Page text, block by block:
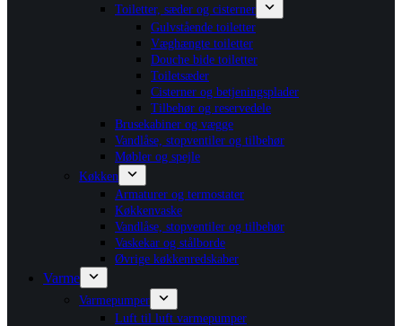
Toiletter, sæder og cisterner
Gulvstående toiletter
Væghængte toiletter
Douche bide toiletter
Toiletsæder
Cisterner og betjeningsplader
Tilbehør og reservedele
Brusekabiner og vægge
Vandlåse, stopventiler og tilbehør
Møbler og spejle
Køkken
Armaturer og termostater
Køkkenvaske
Vandlåse, stopventiler og tilbehør
Vaskekar og stålborde
Øvrige køkkenredskaber
Varme
Varmepumper
Luft til luft varmepumper